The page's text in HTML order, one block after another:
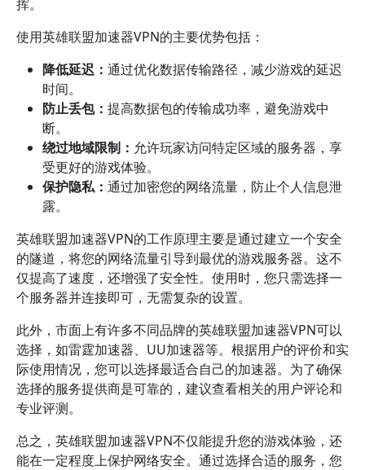
挥。
使用英雄联盟加速器VPN的主要优势包括：
降低延迟： 通过优化数据传输路径，减少游戏的延迟
时间。
防止丢包： 提高数据包的传输成功率，避免游戏中
断。
绕过地域限制： 允许玩家访问特定区域的服务器，享
受更好的游戏体验。
保护隐私： 通过加密您的网络流量，防止个人信息泄
露。
英雄联盟加速器VPN的工作原理主要是通过建立一个安全
的隧道，将您的网络流量引导到最优的游戏服务器。这不
仅提高了速度，还增强了安全性。使用时，您只需选择一
个服务器并连接即可，无需复杂的设置。
此外，市面上有许多不同品牌的英雄联盟加速器VPN可以
选择，如雷霆加速器、UU加速器等。根据用户的评价和实
际使用情况，您可以选择最适合自己的加速器。为了确保
选择的服务提供商是可靠的，建议查看相关的用户评论和
专业评测。
总之，英雄联盟加速器VPN不仅能提升您的游戏体验，还
能在一定程度上保护网络安全。通过选择合适的服务，您